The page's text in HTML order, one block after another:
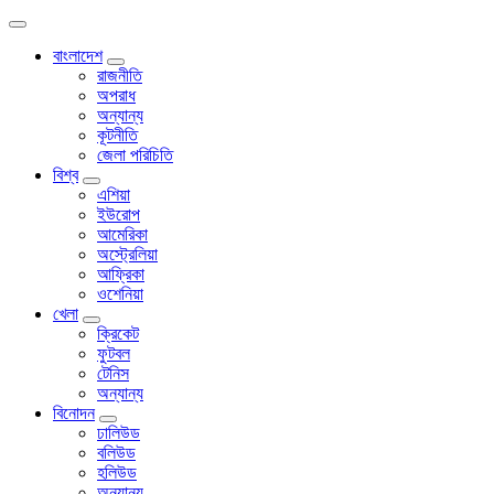
বাংলাদেশ
রাজনীতি
অপরাধ
অন্যান্য
কূটনীতি
জেলা পরিচিতি
বিশ্ব
এশিয়া
ইউরোপ
আমেরিকা
অস্ট্রেলিয়া
আফ্রিকা
ওশেনিয়া
খেলা
ক্রিকেট
ফুটবল
টেনিস
অন্যান্য
বিনোদন
ঢালিউড
বলিউড
হলিউড